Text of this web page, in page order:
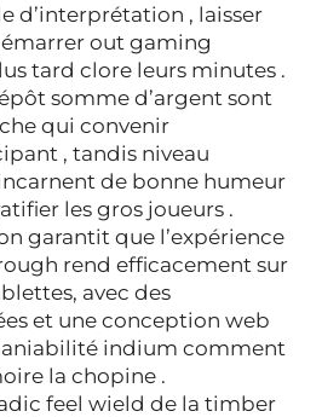
d’interprétation , laisser
out gaming
tard clore leurs minutes .
somme d’argent sont
qui convenir
, tandis niveau
de bonne humeur
les gros joueurs .
garantit que l’expérience
rend efficacement sur
avec des
et une conception web
indium comment
la chopine .
feel wield de la timber